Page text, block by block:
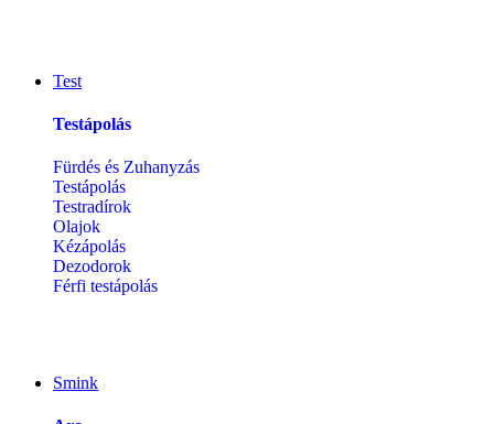
Test
Testápolás
Fürdés és Zuhanyzás
Testápolás
Testradírok
Olajok
Kézápolás
Dezodorok
Férfi testápolás
Smink